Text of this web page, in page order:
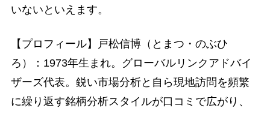
いないといえます。
【プロフィール】戸松信博（とまつ・のぶひ
ろ）：1973年生まれ。グローバルリンクアドバイ
ザーズ代表。鋭い市場分析と自ら現地訪問を頻繁
に繰り返す銘柄分析スタイルが口コミで広がり、